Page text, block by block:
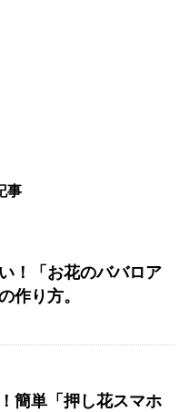
事
！「お花のババロア
作り方。
簡単「押し花スマホ